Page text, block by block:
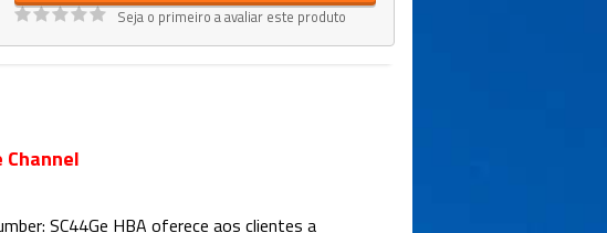
Seja o primeiro a avaliar este produto
Channel
SC44Ge HBA oferece aos clientes a